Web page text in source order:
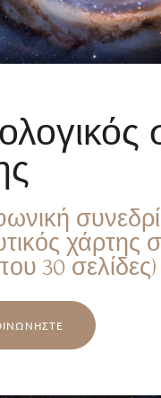
χάρτης
30 σελίδες)